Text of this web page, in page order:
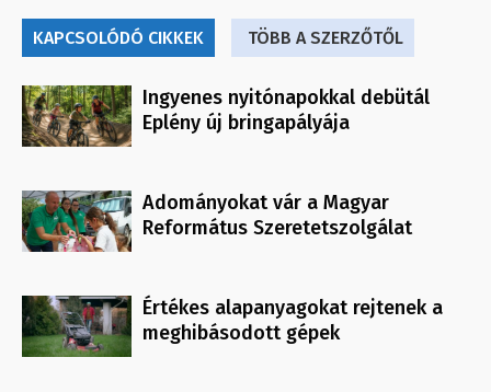
KAPCSOLÓDÓ CIKKEK TÖBB A SZERZŐTŐL
Ingyenes nyitónapokkal debütál
Eplény új bringapályája
Adományokat vár a Magyar
Református Szeretetszolgálat
Értékes alapanyagokat rejtenek a
meghibásodott gépek